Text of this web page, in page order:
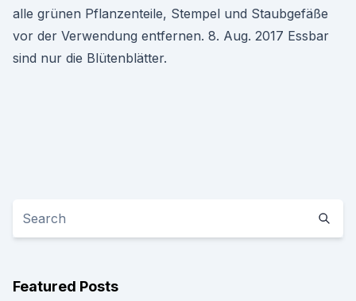
alle grünen Pflanzenteile, Stempel und Staubgefäße
vor der Verwendung entfernen. 8. Aug. 2017 Essbar
sind nur die Blütenblätter.
Featured Posts